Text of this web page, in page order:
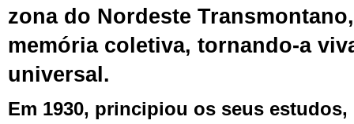
zona do Nordeste
memória coletiva, tornando-a
universal.
Em 1930, principiou os seus